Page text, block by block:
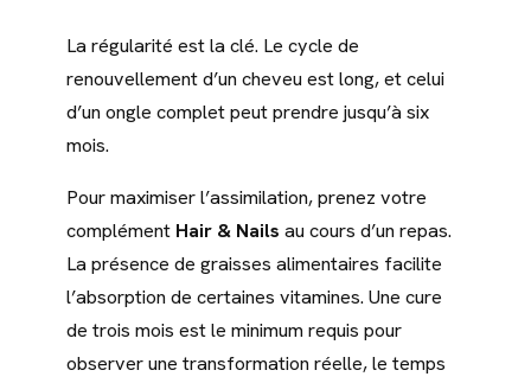
La régularité est la clé. Le cycle de
renouvellement d’un cheveu est long, et celui
d’un ongle complet peut prendre jusqu’à six
mois.
Pour maximiser l’assimilation, prenez votre
complément Hair & Nails au cours d’un repas.
La présence de graisses alimentaires facilite
l’absorption de certaines vitamines. Une cure
de trois mois est le minimum requis pour
observer une transformation réelle, le temps